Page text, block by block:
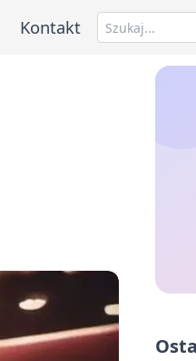
Kontakt